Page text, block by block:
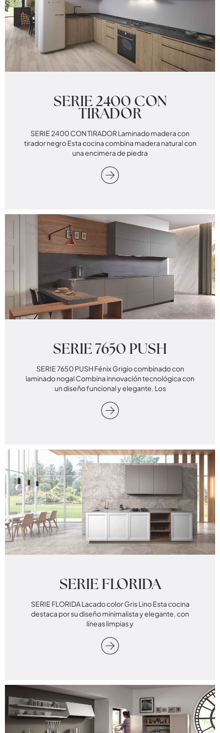
SERIE 2400 CON
TIRADOR
SERIE 2400 CON TIRADOR Laminado madera con
tirador negro Esta cocina combina madera natural con
una encimera de piedra
SERIE 7650 PUSH
SERIE 7650 PUSH Fénix Grigio combinado con
laminado nogal Combina innovación tecnológica con
un diseño funcional y elegante. Los
SERIE FLORIDA
SERIE FLORIDA Lacado color Gris Lino Esta cocina
destaca por su diseño minimalista y elegante, con
líneas limpias y